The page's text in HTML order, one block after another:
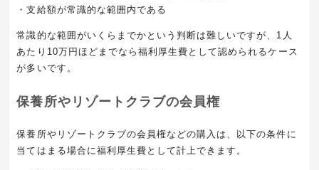
・支給額が常識的な範囲内である
常識的な範囲がいくらまでかという判断は難しいですが、1人
あたり10万円ほどまでなら福利厚生費として認められるケース
が多いです。
保養所やリゾートクラブの会員権
保養所やリゾートクラブの会員権などの購入は、以下の条件に
当てはまる場合に福利厚生費として計上できます。